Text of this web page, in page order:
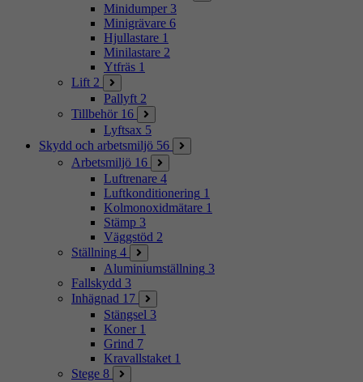
Minidumper 3
Minigrävare 6
Hjullastare 1
Minilastare 2
Ytfräs 1
Lift 2
Pallyft 2
Tillbehör 16
Lyftsax 5
Skydd och arbetsmiljö 56
Arbetsmiljö 16
Luftrenare 4
Luftkonditionering 1
Kolmonoxidmätare 1
Stämp 3
Väggstöd 2
Ställning 4
Aluminiumställning 3
Fallskydd 3
Inhägnad 17
Stängsel 3
Koner 1
Grind 7
Kravallstaket 1
Stege 8